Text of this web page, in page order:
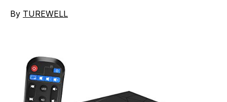
By TUREWELL